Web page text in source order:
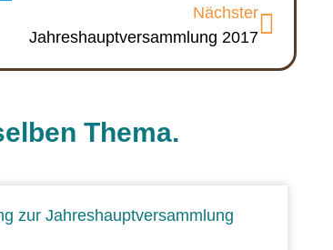
Nächster
Jahreshauptversammlung 2017
Thema.
zur Jahreshauptversammlung